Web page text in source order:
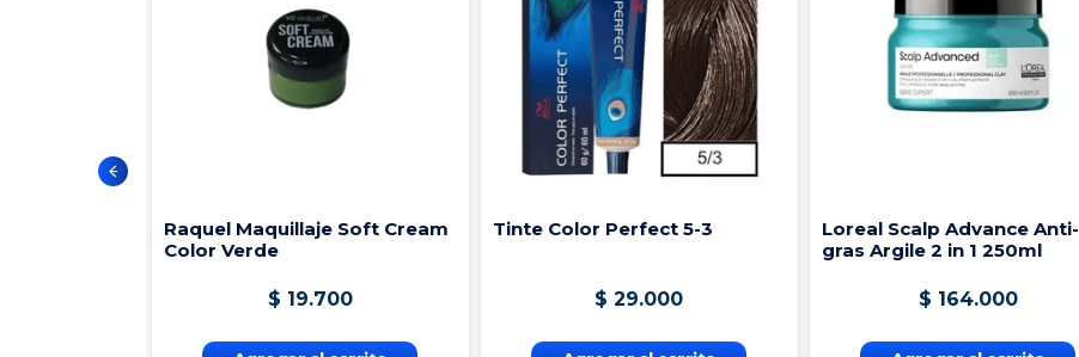
Raquel Maquillaje Soft Cream
Color Verde
$ 19.700
Tinte Color Perfect 5-3
$ 29.000
Loreal Scalp Advance Anti-
gras Argile 2 in 1 250ml
$ 164.000